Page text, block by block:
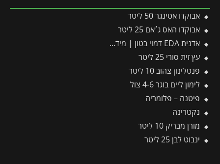
אבוקדו אטינגר 50 ליטר
אבוקדו האס ג׳אם 25 ליטר
אדנית EDA דמוי בטון | מידות 78.5X29.5X60 ס"מ | אפור כהה
עץ זית סורי 25 ליטר
פנטלינון צהוב 10 ליטר
לימון ליים בוגר 4-6 צול
פיטנה – פלומריה
נקטרינה
מורן מבריק 10 ליטר
ינבוט לבן 25 ליטר